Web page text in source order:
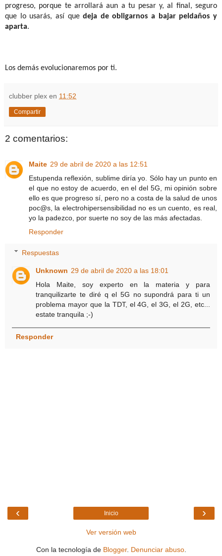
progreso, porque te arrollará aun a tu pesar y, al final, seguro
que lo usarás, así quedeja de obligarnos a bajar peldaños y
aparta.
Los demás evolucionaremos por ti.
clubber plex en 11:52
Compartir
2 comentarios:
Maite 29 de abril de 2020 a las 12:51
Estupenda reflexión, sublime diría yo. Sólo hay un punto en
el que no estoy de acuerdo, en el del 5G, mi opinión sobre
ello es que progreso sí, pero no a costa de la salud de unos
poc@s, la electrohipersensibilidad no es un cuento, es real,
yo la padezco, por suerte no soy de las más afectadas.
Responder
Respuestas
Unknown 29 de abril de 2020 a las 18:01
Hola Maite, soy experto en la materia y para
tranquilizarte te diré q el 5G no supondrá para ti un
problema mayor que la TDT, el 4G, el 3G, el 2G, etc...
estate tranquila ;-)
Responder
‹ ›
Inicio
Ver versión web
Con la tecnología de Blogger. Denunciar abuso.